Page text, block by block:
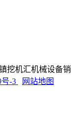
挖机汇机械设备销
号-3 网站地图